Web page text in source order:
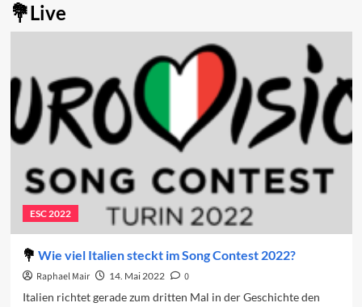
Live
ESC 2022
Wie viel Italien steckt im Song Contest 2022?
Raphael Mair 14. Mai 2022
0
Italien richtet gerade zum dritten Mal in der Geschichte den